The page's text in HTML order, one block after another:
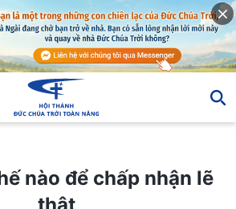
nhận lẽ thật
nào để chấp nhận lẽ
thật